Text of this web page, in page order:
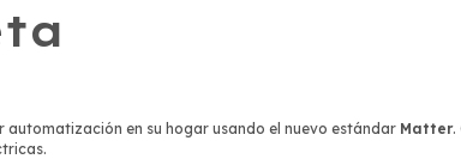
automatización en su hogar usando el nuevo estándar Matter.